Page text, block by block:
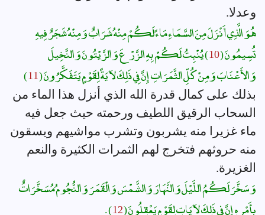
وعدلا.
هُوَ الَّذِي أَنْزَلَ مِنَ السَّمَاءِ مَاءً لَكُمْ مِنْهُ شَرَابٌ وَمِنْهُ شَجَرٌ فِيهِ
تُسِيمُونَ ( ) يُنْبِتُ لَكُمْ بِهِ الزَّرْعَ وَالزَّيْتُونَ وَالنَّخِيلَ
وَالأَعْنَابَ وَمِنْ كُلِّ الثَّمَرَاتِ إِنَّ فِي ذَلِكَ لآيَةً لِقَوْمٍ يَتَفَكَّرُونَ ( )
بذلك على كمال قدرة الله الذي أنزل هذا الماء من
السحاب الرقيق اللطيف ورحمته حيث جعل فيه
ماء غزيرا منه يشربون وتشرب مواشيهم ويسقون
منه حروثهم فتخرج لهم الثمرات الكثيرة والنعم
الغزيرة.
وَسَخَّرَ لَكُمُ اللَّيْلَ وَالنَّهَارَ وَالشَّمْسَ وَالْقَمَرَ وَالنُّجُومُ مُسَخَّرَاتٌ
بِأَمْرِهِ إِنَّ فِي ذَلِكَ لآيَاتٍ لِقَوْمٍ يَعْقِلُونَ ( ) .